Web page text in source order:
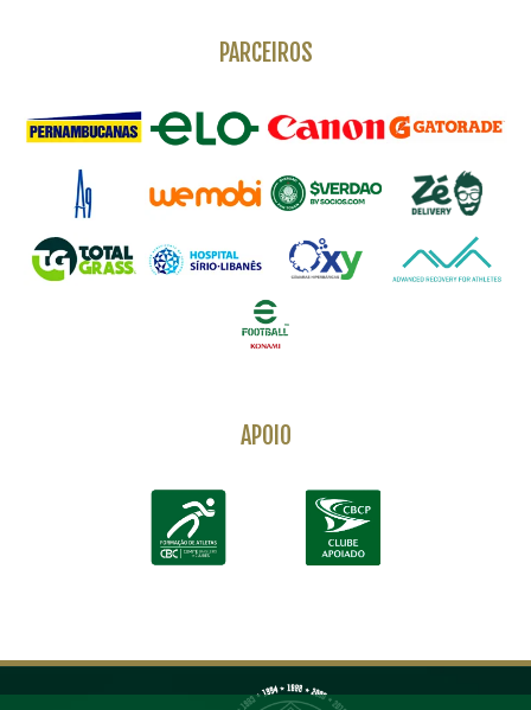
PARCEIROS
APOIO